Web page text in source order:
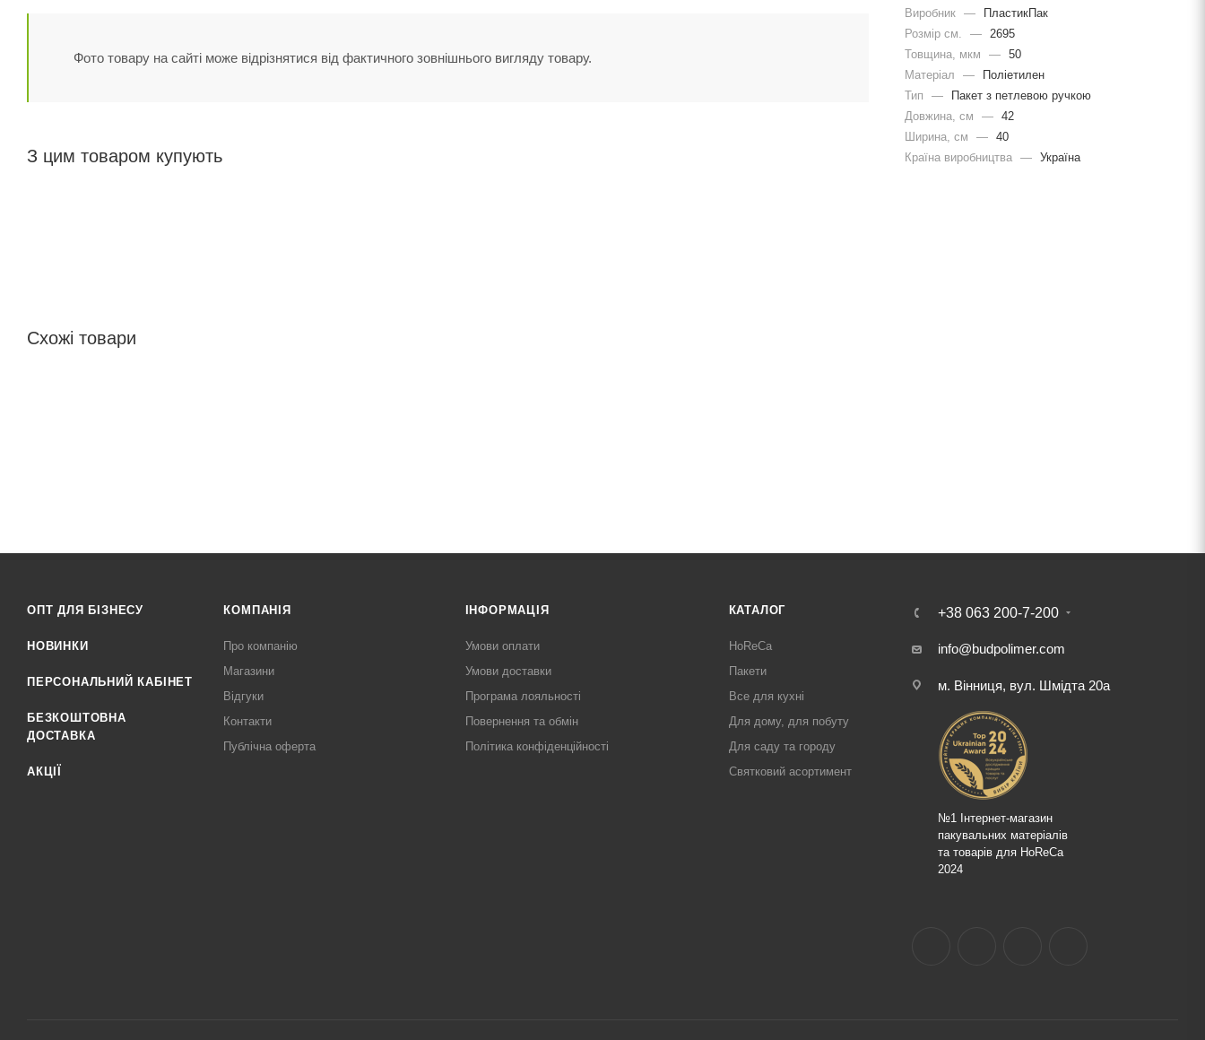
Фото товару на сайті може відрізнятися від фактичного зовнішнього вигляду товару.
З цим товаром купують
Схожі товари
Виробник —
ПластикПак
Розмір см.
—
2695
Товщина, мкм
— 50
Матеріал
—
Поліетилен
Тип
—
Пакет з петлевою ручкою
Довжина, cм
— 42
Ширина, cм
— 40
Країна виробництва — Україна
ОПТ ДЛЯ БІЗНЕСУ
НОВИНКИ
ПЕРСОНАЛЬНИЙ КАБІНЕТ
БЕЗКОШТОВНА
ДОСТАВКА
АКЦІЇ
КОМПАНІЯ
Про компанію
Магазини
Відгуки
Контакти
Публічна оферта
ІНФОРМАЦІЯ
Умови оплати
Умови доставки
Програма лояльності
Повернення та обмін
Політика конфіденційності
КАТАЛОГ
HoReCa
Пакети
Все для кухні
Для дому, для побуту
Для саду та городу
Святковий асортимент
+38 063 200-7-200
info@budpolimer.com
м. Вінниця, вул. Шмідта 20а
№1 Інтернет-магазин
пакувальних матеріалів
та товарів для HoReCa
2024